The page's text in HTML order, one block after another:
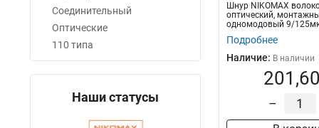
Соединительный
Оптические
110 типа
Наши статусы
Шнур NIKOMAX
оптический,
одномодовый 9/
OS2, SC/UPC, LSZH...
Подробнее
Наличие: В наличии
–